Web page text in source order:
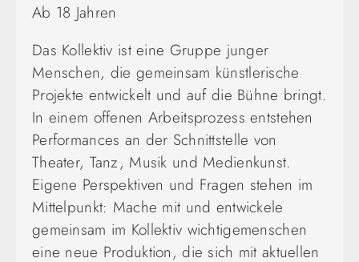
Ab 18 Jahren
Das Kollektiv ist eine Gruppe junger
Menschen, die gemeinsam künstlerische
Projekte entwickelt und auf die Bühne bringt.
In einem offenen Arbeitsprozess entstehen
Performances an der Schnittstelle von
Theater, Tanz, Musik und Medienkunst.
Eigene Perspektiven und Fragen stehen im
Mittelpunkt: Mache mit und entwickele
gemeinsam im Kollektiv wichtigemenschen
eine neue Produktion, die sich mit aktuellen